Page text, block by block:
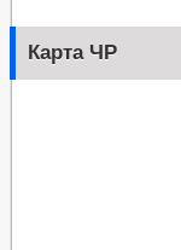
Карта ЧР